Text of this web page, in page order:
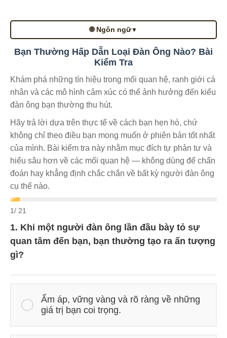
🌐 Ngôn ngữ▼
Bạn Thường Hấp Dẫn Loại Đàn Ông Nào? Bài
Kiểm Tra
Khám phá những tín hiệu trong mối quan hệ, ranh giới cá
nhân và các mô hình cảm xúc có thể ảnh hưởng đến kiểu
đàn ông bạn thường thu hút.
Hãy trả lời dựa trên thực tế về cách bạn hẹn hò, chứ
không chỉ theo điều bạn mong muốn ở phiên bản tốt nhất
của mình. Bài kiểm tra này nhằm mục đích tự phản tư và
hiểu sâu hơn về các mối quan hệ — không dùng để chẩn
đoán hay khẳng định chắc chắn về bất kỳ người đàn ông
cụ thể nào.
1/ 21
1. Khi một người đàn ông lần đầu bày tỏ sự
quan tâm đến bạn, bạn thường tạo ra ấn tượng
gì?
Ấm áp, vững vàng và rõ ràng về những
giá trị bạn coi trọng.